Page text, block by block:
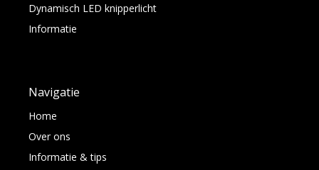
Dynamisch LED knipperlicht
Informatie
Navigatie
Home
Over ons
Informatie & tips